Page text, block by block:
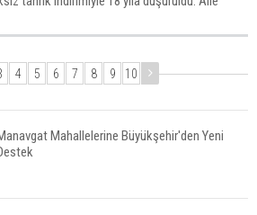
4 5 6 7 8 9 10
Mahallelerine Büyükşehir'den Yeni